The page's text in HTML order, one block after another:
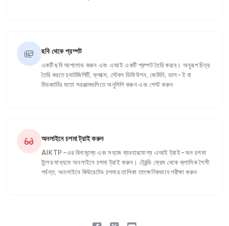
ছবি থেকে প্রম্পট
একটি ছবি আপলোড করুন এবং এআই একটি প্রম্পট তৈরি করবে। অনুরূপ চিত্র
তৈরি করতে চ্যাটজিপিটি, ফ্লাক্স, স্টেবল ডিফিউশন, জেমিনি, ডাল-ই বা
মিডজার্নির মতো সরঞ্জামগুলিতে অনুলিপি করুন এবং পেস্ট করুন
অনলাইনে চশমা ট্রাই করুন
AIKTP-এর বিনামূল্যে এবং সহজে ব্যবহারযোগ্য এআই ট্রাই-অন চশমা
টুলের মাধ্যমে অনলাইনে চশমা ট্রাই করুন। ট্রেন্ডি ফ্রেম থেকে ক্লাসিক শৈলী
পর্যন্ত, অনলাইনে কিউরেটেড চশমার তালিকা তাৎক্ষণিকভাবে পরীক্ষা করুন